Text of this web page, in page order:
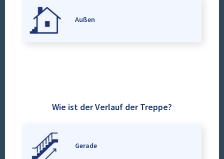
Außen
Wie ist der Verlauf der Treppe?
Gerade